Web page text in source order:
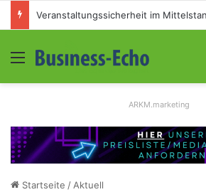
Menü
ARKM.marketing
Startseite / Aktuell